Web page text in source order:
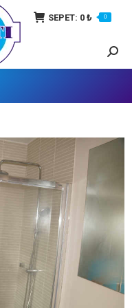
SEPET: 0 ₺ 0